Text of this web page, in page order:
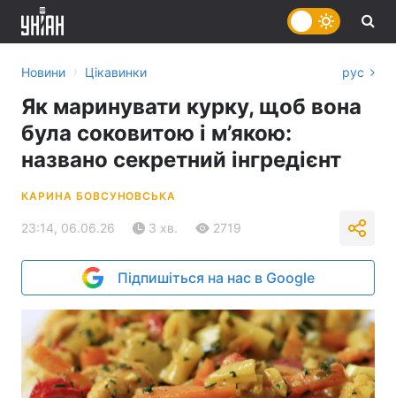
Новини › Цікавинки рус
Як маринувати курку, щоб вона
була соковитою і м’якою:
названо секретний інгредієнт
КАРИНА БОВСУНОВСЬКА
23:14, 06.06.26 3 хв. 2719
Підпишіться на нас в Google